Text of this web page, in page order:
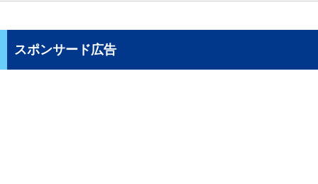
スポンサード広告